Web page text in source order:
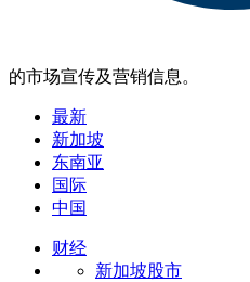
的市场宣传及营销信息。
最新
新加坡
东南亚
国际
中国
财经
新加坡股市